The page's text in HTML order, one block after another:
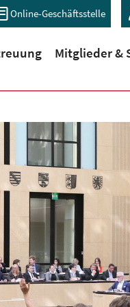
Online-Geschäftsstelle
(current)
Mitglieder &